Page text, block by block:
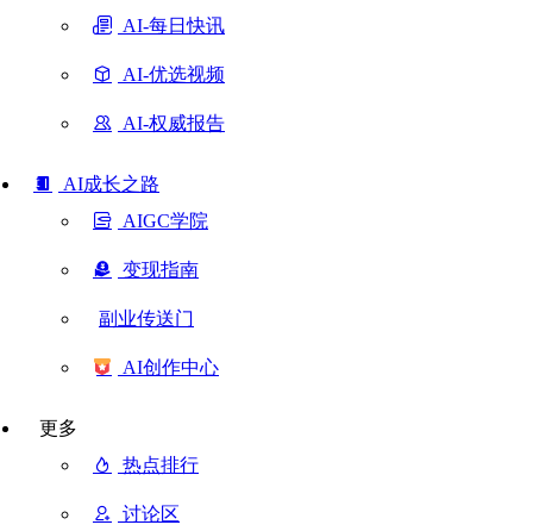
AI-每日快讯
AI-优选视频
AI-权威报告
AI成长之路
AIGC学院
变现指南
副业传送门
AI创作中心
更多
热点排行
讨论区